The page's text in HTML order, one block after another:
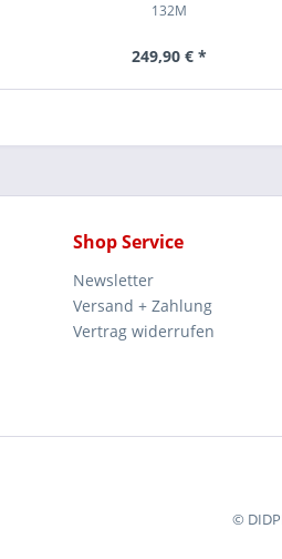
132M
249,90 € *
Shop Service
Newsletter
Versand + Zahlung
Vertrag widerrufen
©